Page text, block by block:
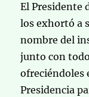
El Presidente
los exhortó a
nombre del
junto con
ofreciéndoles
Presidencia